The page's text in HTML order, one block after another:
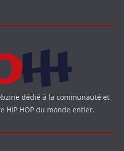
dédié à la communauté et
HIP HOP du monde entier.